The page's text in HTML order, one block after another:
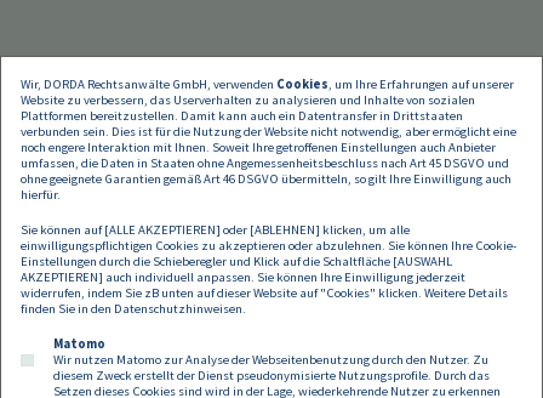
Wir, DORDA Rechtsanwälte GmbH, verwenden Cookies, um Ihre Erfahrungen auf unserer
Website zu verbessern, das Userverhalten zu analysieren und Inhalte von sozialen
Plattformen bereitzustellen. Damit kann auch ein Datentransfer in Drittstaaten
verbunden sein. Dies ist für die Nutzung der Website nicht notwendig, aber ermöglicht eine
noch engere Interaktion mit Ihnen. Soweit Ihre getroffenen Einstellungen auch Anbieter
umfassen, die Daten in Staaten ohne Angemessenheitsbeschluss nach Art 45 DSGVO und
ohne geeignete Garantien gemäß Art 46 DSGVO übermitteln, so gilt Ihre Einwilligung auch
hierfür.
Sie können auf [ALLE AKZEPTIEREN] oder [ABLEHNEN] klicken, um alle
einwilligungspflichtigen Cookies zu akzeptieren oder abzulehnen. Sie können Ihre Cookie-
Einstellungen durch die Schieberegler und Klick auf die Schaltfläche [AUSWAHL
AKZEPTIEREN] auch individuell anpassen. Sie können Ihre Einwilligung jederzeit
widerrufen, indem Sie zB unten auf dieser Website auf "Cookies" klicken. Weitere Details
finden Sie in den Datenschutzhinweisen.
Matomo
Wir nutzen Matomo zur Analyse der Webseitenbenutzung durch den Nutzer. Zu
diesem Zweck erstellt der Dienst pseudonymisierte Nutzungsprofile. Durch das
Setzen dieses Cookies sind wird in der Lage, wiederkehrende Nutzer zu erkennen